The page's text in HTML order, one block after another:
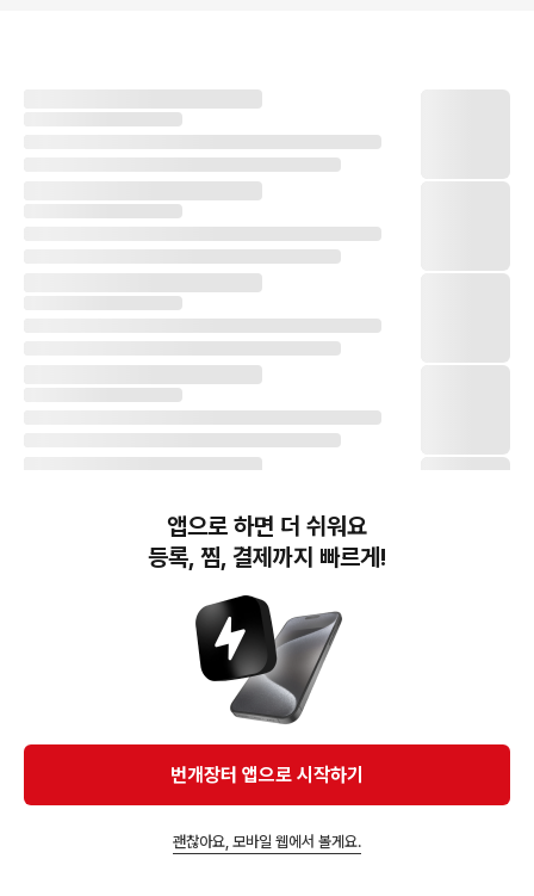
앱에서 구매하기
번개장터(주) 사업자정보, 이용약관 및 기타 법적고지
번개장터㈜는 통신판매중개자이며, 통신판매의 당사자가 아닙니다. 전자상거래 등에서의
소비자보호에 관한 법률 등 관련 법령 및 번개장터㈜의 약관에 따라 상품, 상품정보, 거래에 관한 책임은
개별 판매자에게 귀속하고, 번개장터㈜는 원칙적으로 회원간 거래에 대하여 책임을 지지 않습니다.
다만, 번개장터㈜가 직접 판매하는 상품에 대한 책임은 번개장터㈜에게 귀속합니다.
APP 다운로드
앱으로 하면 더 쉬워요
등록, 찜, 결제까지 빠르게!
번개장터 앱으로 시작하기
괜찮아요, 모바일 웹에서 볼게요.